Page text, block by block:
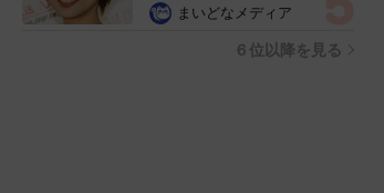
る」「天使の笑顔」
まいどなメディア
６位以降を見る